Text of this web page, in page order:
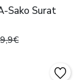
Sako Surat